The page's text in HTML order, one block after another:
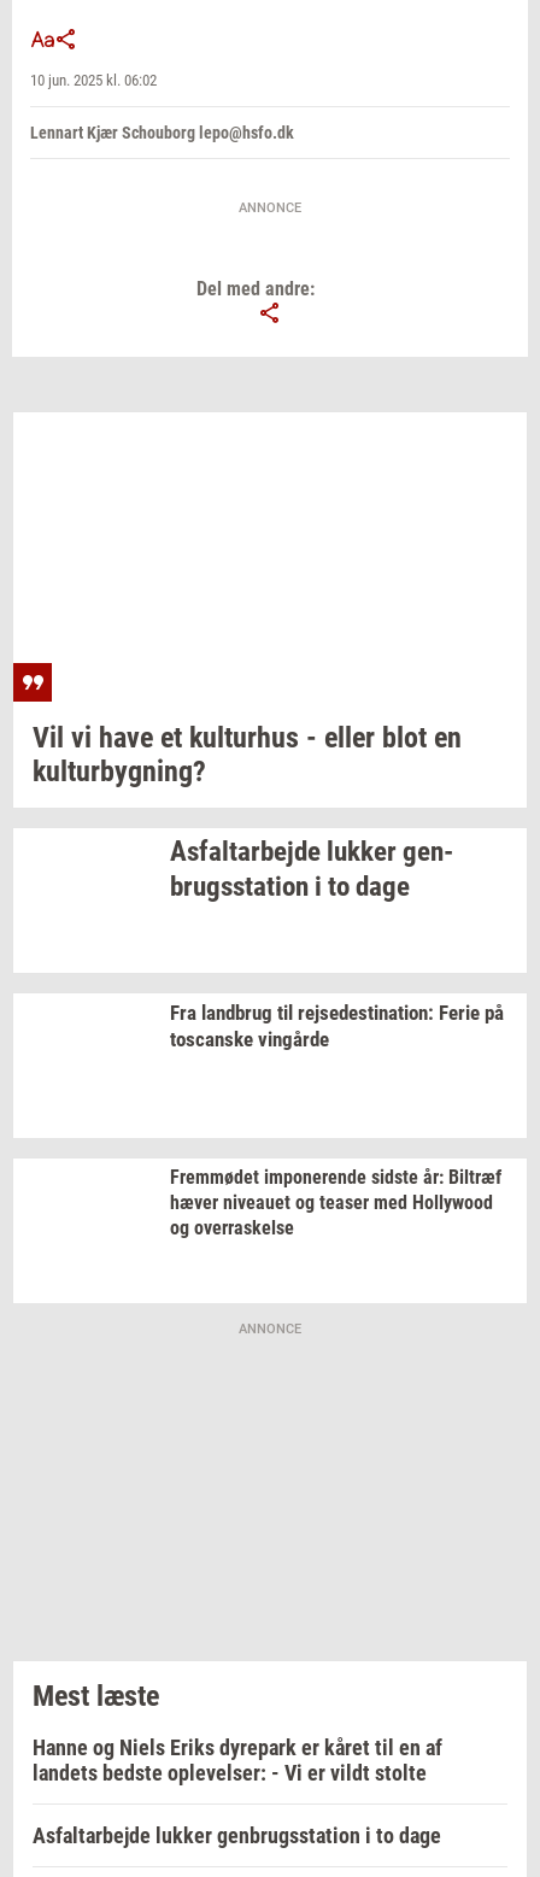
10 jun. 2025 kl. 06:02
Lennart Kjær Schouborg lepo@hsfo.dk
ANNONCE
Del med andre:
Vil vi have et kul­tur­hus - eller blot en
kul­tur­byg­ning?
As­fal­t­ar­bej­de luk­kergen­
brugs­sta­tion i to dage
Fra land­brug til rej­se­desti­na­tion: Ferie på
toscan­ske vin­går­de
Frem­mø­det im­po­ne­ren­de sid­ste år: Bil­træf
hæver ni­veau­et og tea­ser med Hol­lywood
og over­ra­skel­se
ANNONCE
Mest læste
Hanne og Niels Eriks dyrepark er kåret til en af
landets bedste oplevelser: - Vi er vildt stolte
Asfaltarbejde lukker genbrugsstation i to dage